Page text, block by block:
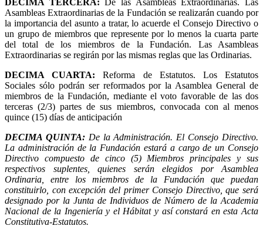
DECIMA TERCERA: De las Asambleas Extraordinarias. Las
Asambleas Extraordinarias de la Fundación se realizarán cuando por
la importancia del asunto a tratar, lo acuerde el Consejo Directivo o
un grupo de miembros que represente por lo menos la cuarta parte
del total de los miembros de la Fundación. Las Asambleas
Extraordinarias se regirán por las mismas reglas que las Ordinarias.
DECIMA CUARTA: Reforma de Estatutos. Los Estatutos
Sociales sólo podrán ser reformados por la Asamblea General de
miembros de la Fundación, mediante el voto favorable de las dos
terceras (2/3) partes de sus miembros, convocada con al menos
quince (15) días de anticipación
DECIMA QUINTA:De la Administración. El Consejo Directivo.
La administración de la Fundación estará a cargo de un Consejo
Directivo compuesto de cinco (5) Miembros principales y sus
respectivos suplentes, quienes serán elegidos por Asamblea
Ordinaria, entre los miembros de la Fundación que puedan
constituirlo, con excepción del primer Consejo Directivo, que será
designado por la Junta de Individuos de Número de la Academia
Nacional de la Ingeniería y el Hábitat y así constará en esta Acta
Constitutiva-Estatutos.